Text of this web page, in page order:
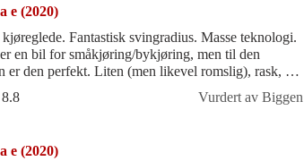
e (2020)
Fantastisk svingradius. Masse teknologi.
en bil for småkjøring/bykjøring, men til den
er den perfekt. Liten (men likevel romslig), rask, lett
Vurdert av Biggen
e (2020)